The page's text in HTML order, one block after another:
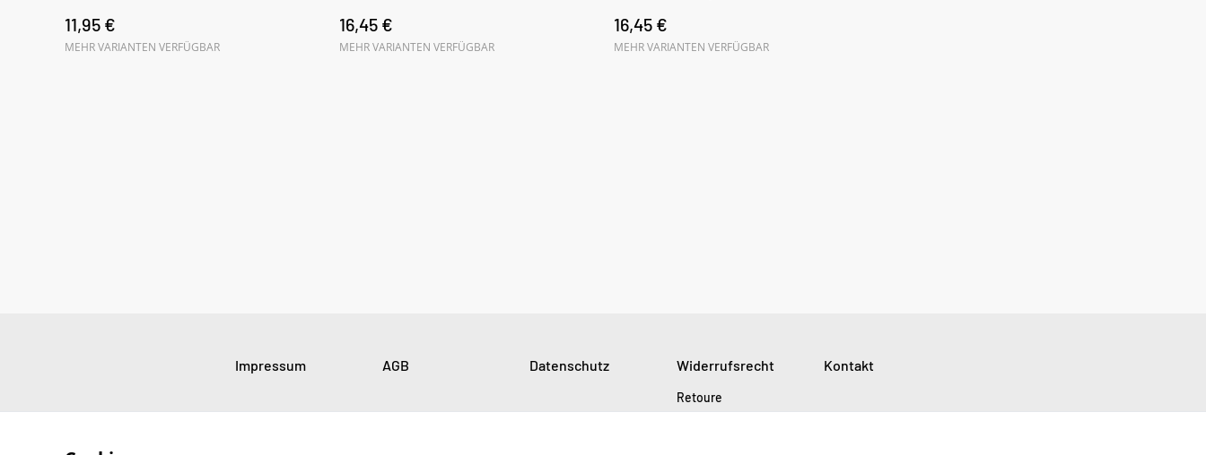
11,95 €
MEHR VARIANTEN VERFÜGBAR
16,45 €
MEHR VARIANTEN VERFÜGBAR
16,45 €
MEHR VARIANTEN VERFÜGBAR
Impressum AGB Datenschutz Widerrufsrecht
Retoure
Kontakt